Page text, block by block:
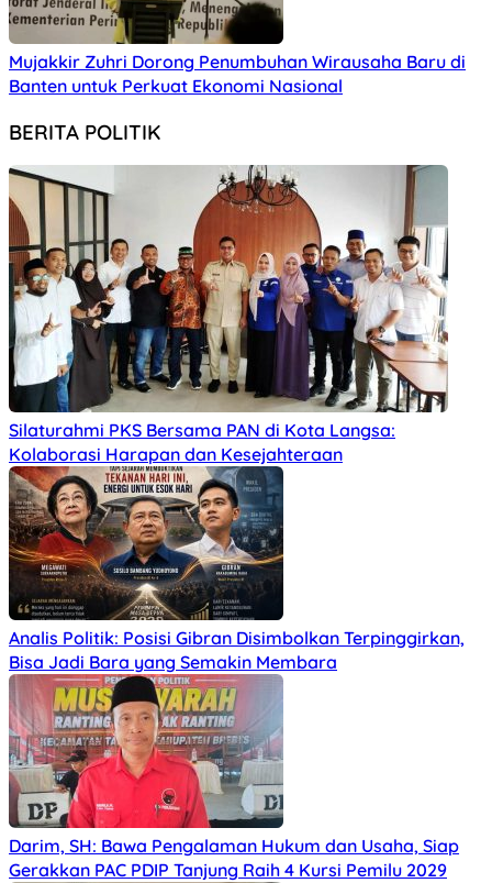
Mujakkir Zuhri Dorong Penumbuhan Wirausaha Baru di
Banten untuk Perkuat Ekonomi Nasional
BERITA POLITIK
Silaturahmi PKS Bersama PAN di Kota Langsa:
Kolaborasi Harapan dan Kesejahteraan
Analis Politik: Posisi Gibran Disimbolkan Terpinggirkan,
Bisa Jadi Bara yang Semakin Membara
Darim, SH: Bawa Pengalaman Hukum dan Usaha, Siap
Gerakkan PAC PDIP Tanjung Raih 4 Kursi Pemilu 2029